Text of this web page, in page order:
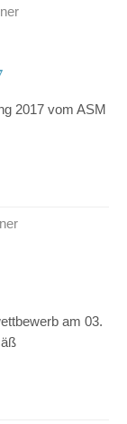
2017 vom ASM
am 03.